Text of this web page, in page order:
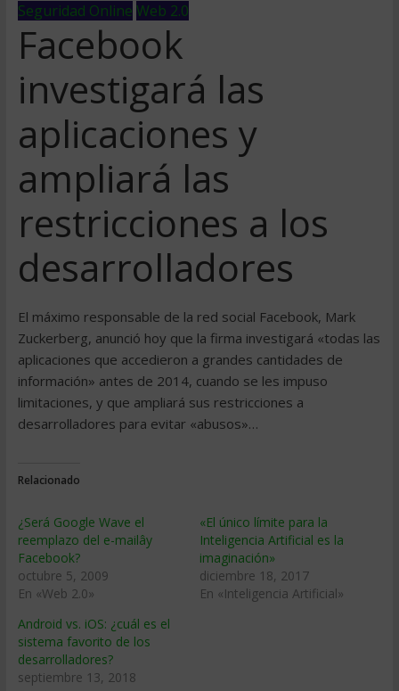
Seguridad Online Web 2.0
Facebook
investigará las
aplicaciones y
ampliará las
restricciones a los
desarrolladores
El máximo responsable de la red social Facebook, Mark
Zuckerberg, anunció hoy que la firma investigará «todas las
aplicaciones que accedieron a grandes cantidades de
información» antes de 2014, cuando se les impuso
limitaciones, y que ampliará sus restricciones a
desarrolladores para evitar «abusos»…
Relacionado
¿Será Google Wave el
reemplazo del e-mailây
Facebook?
octubre 5, 2009
En «Web 2.0»
«El único límite para la
Inteligencia Artificial es la
imaginación»
diciembre 18, 2017
En «Inteligencia Artificial»
Android vs. iOS: ¿cuál es el
sistema favorito de los
desarrolladores?
septiembre 13, 2018